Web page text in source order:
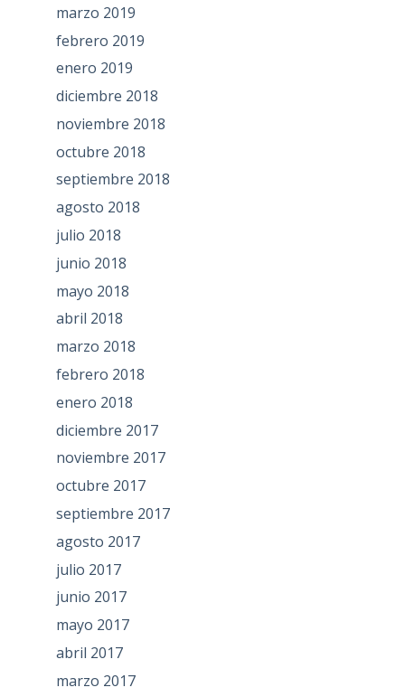
marzo 2019
febrero 2019
enero 2019
diciembre 2018
noviembre 2018
octubre 2018
septiembre 2018
agosto 2018
julio 2018
junio 2018
mayo 2018
abril 2018
marzo 2018
febrero 2018
enero 2018
diciembre 2017
noviembre 2017
octubre 2017
septiembre 2017
agosto 2017
julio 2017
junio 2017
mayo 2017
abril 2017
marzo 2017